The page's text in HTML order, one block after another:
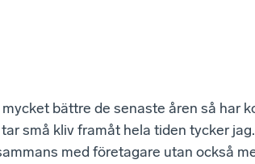
bättre de senaste åren så har
små kliv framåt hela tiden tycker
med företagare utan också